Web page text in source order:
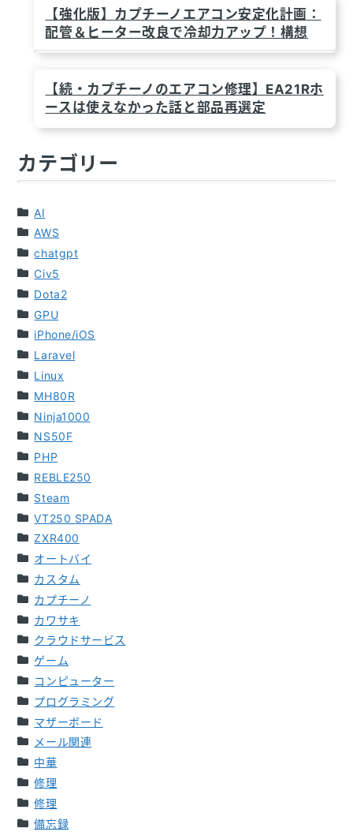
【強化版】カプチーノエアコン安定化計画：
配管＆ヒーター改良で冷却力アップ！構想
【続・カプチーノのエアコン修理】EA21Rホ
ースは使えなかった話と部品再選定
カテゴリー
AI
AWS
chatgpt
Civ5
Dota2
GPU
iPhone/iOS
Laravel
Linux
MH80R
Ninja1000
NS50F
PHP
REBLE250
Steam
VT250 SPADA
ZXR400
オートバイ
カスタム
カプチーノ
カワサキ
クラウドサービス
ゲーム
コンピューター
プログラミング
マザーボード
メール関連
中華
修理
修理
備忘録